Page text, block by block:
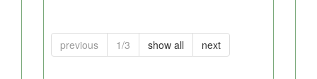
previous 1/3 show all next